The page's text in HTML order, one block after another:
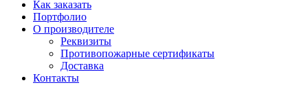
Как заказать
Портфолио
О производителе
Реквизиты
Противопожарные сертификаты
Доставка
Контакты